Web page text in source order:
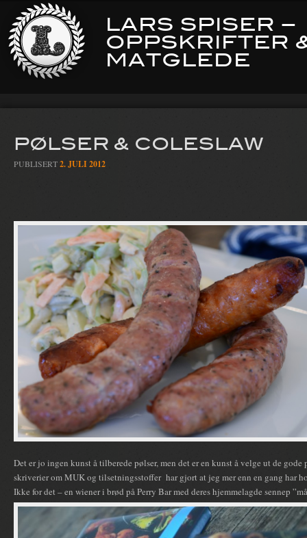
LARS SPISER –
OPPSKRIFTER
MATGLEDE
PØLSER & COLESLAW
PUBLISERT2. JULI 2012
Det er jo ingen kunst å tilberede pølser, men det er en kunst å velge ut de gode
skriverier om MUK og tilsetningsstoffer har gjort at jeg mer enn en gang har
Ikke for det – en wiener i brød på Perry Bar med deres hjemmelagde sennep